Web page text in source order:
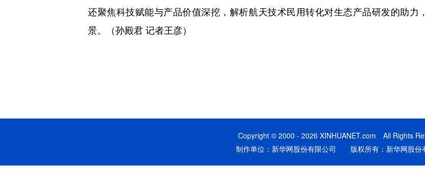
还聚焦科技赋能与产品价值深挖，解析航天技术民用转化对生态产品研发的助
景。（孙殿君 记者王彦）
Copyright © 2000 - 2026 XINHUANET.com All Rights
制作单位：新华网股份有限公司 版权所有：新华网股份